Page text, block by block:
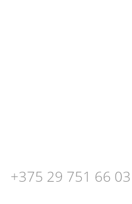
+375 29 751 66 03